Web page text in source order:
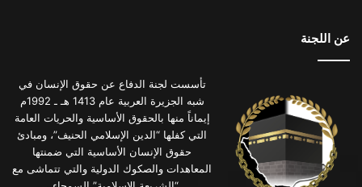
عن اللجنة
تأسست لجنة الدفاع عن حقوق الإنسان في
شبه الجزيرة العربية عام 1413 هـ ـ 1992م
إيماناً منها بالحقوق الأساسية والحريات العامة
التي كفلها “الدين الإسلامي الحنيف”، ومبادئ
حقوق الإنسان الأساسية التي ضمنتها
المعاهدات والصكوك الدولية والتي تتماشى مع